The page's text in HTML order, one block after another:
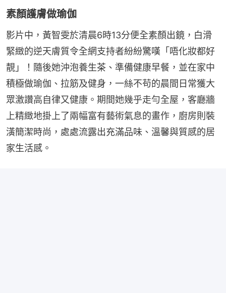
素顏護膚做瑜伽
影片中，黃智雯於清晨6時13分便全素顏出鏡，白滑
緊緻的逆天膚質令全網支持者紛紛驚嘆「唔化妝都好
靚」！隨後她沖泡養生茶、準備健康早餐，並在家中
積極做瑜伽、拉筋及健身，一絲不苟的晨間日常獲大
眾激讚高自律又健康。期間她幾乎走勻全屋，客廳牆
上精緻地掛上了兩幅富有藝術氣息的畫作，廚房則裝
潢簡潔時尚，處處流露出充滿品味、溫馨與質感的居
家生活感。